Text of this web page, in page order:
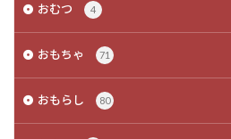
おむつ 4
おもちゃ 71
おもらし 80